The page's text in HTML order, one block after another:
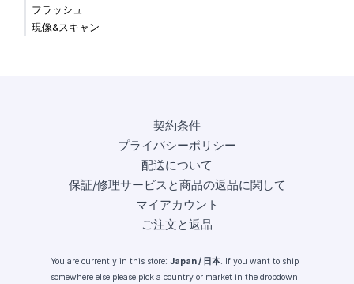
フラッシュ
現像&スキャン
契約条件
プライバシーポリシー
配送について
保証/修理サービスと商品の返品に関して
マイアカウント
ご注文と返品
You are currently in this store: Japan / 日本. If you want to ship
somewhere else please pick a country or market in the dropdown